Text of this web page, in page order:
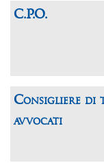
C.P.O.
Consigliere di
avvocati